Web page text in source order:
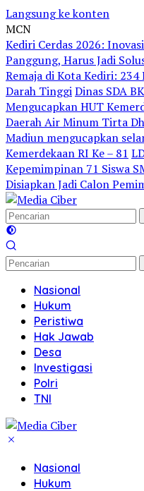
Langsung ke konten
MCN
Kediri Cerdas 2026:
Panggung, Harus Jadi
Remaja di Kota Kediri:
Darah TinggiDinas SDA
Mengucapkan HUT
Daerah Air Minum Tirta
Madiun mengucapkan
Kemerdekaan RI Ke – 81
Kepemimpinan 71 Siswa
Disiapkan Jadi Calon
Nasional
Hukum
Peristiwa
Hak Jawab
Desa
Investigasi
Polri
TNI
Nasional
Hukum